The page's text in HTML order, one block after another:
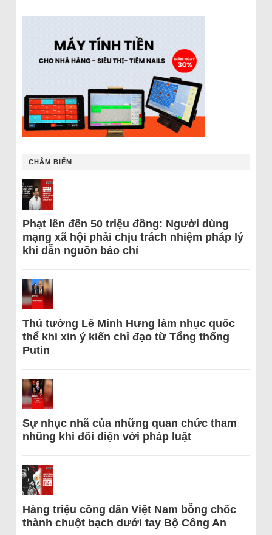
CHÂM BIẾM
Phạt lên đến 50 triệu đồng: Người dùng
mạng xã hội phải chịu trách nhiệm pháp lý
khi dẫn nguồn báo chí
Thủ tướng Lê Minh Hưng làm nhục quốc
thể khi xin ý kiến chỉ đạo từ Tổng thống
Putin
Sự nhục nhã của những quan chức tham
nhũng khi đối diện với pháp luật
Hàng triệu công dân Việt Nam bỗng chốc
thành chuột bạch dưới tay Bộ Công An